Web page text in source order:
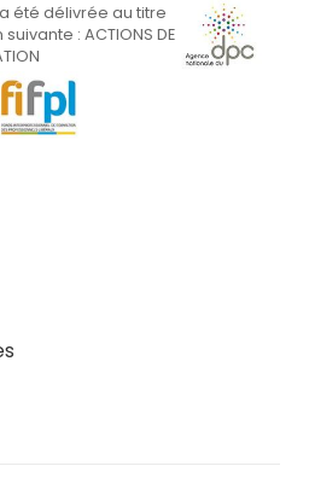
été délivrée au titre
: ACTIONS DE